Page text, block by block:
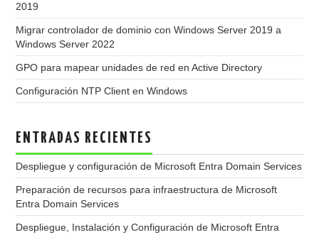
2019
Migrar controlador de dominio con Windows Server 2019 a
Windows Server 2022
GPO para mapear unidades de red en Active Directory
Configuración NTP Client en Windows
ENTRADAS RECIENTES
Despliegue y configuración de Microsoft Entra Domain Services
Preparación de recursos para infraestructura de Microsoft
Entra Domain Services
Despliegue, Instalación y Configuración de Microsoft Entra